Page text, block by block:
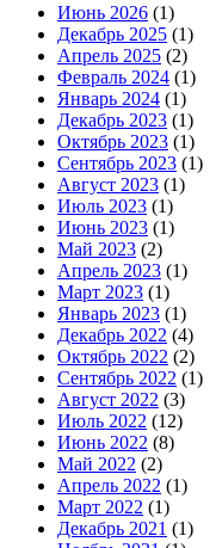
Июнь 2026 (1)
Декабрь 2025 (1)
Апрель 2025 (2)
Февраль 2024 (1)
Январь 2024 (1)
Декабрь 2023 (1)
Октябрь 2023 (1)
Сентябрь 2023 (1)
Август 2023 (1)
Июль 2023 (1)
Июнь 2023 (1)
Май 2023 (2)
Апрель 2023 (1)
Март 2023 (1)
Январь 2023 (1)
Декабрь 2022 (4)
Октябрь 2022 (2)
Сентябрь 2022 (1)
Август 2022 (3)
Июль 2022 (12)
Июнь 2022 (8)
Май 2022 (2)
Апрель 2022 (1)
Март 2022 (1)
Декабрь 2021 (1)